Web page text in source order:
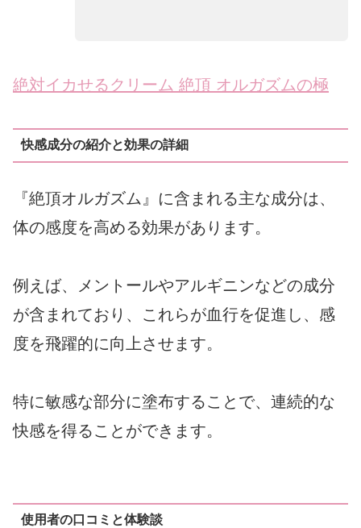
絶対イカせるクリーム 絶頂 オルガズムの極
快感成分の紹介と効果の詳細
『絶頂オルガズム』に含まれる主な成分は、
体の感度を高める効果があります。
例えば、メントールやアルギニンなどの成分
が含まれており、これらが血行を促進し、感
度を飛躍的に向上させます。
特に敏感な部分に塗布することで、連続的な
快感を得ることができます。
使用者の口コミと体験談